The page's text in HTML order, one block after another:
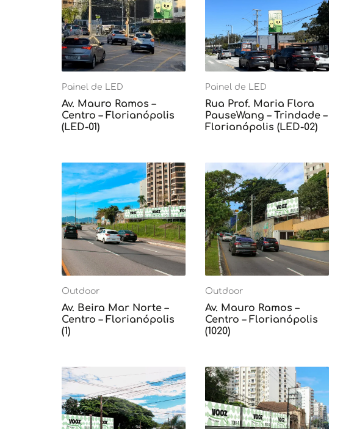
Painel de LED
Av. Mauro Ramos –
Centro – Florianópolis
(LED-01)
Painel de LED
Rua Prof. Maria Flora
PauseWang – Trindade –
Florianópolis (LED-02)
Outdoor
Av. Beira Mar Norte –
Centro – Florianópolis
(1)
Outdoor
Av. Mauro Ramos –
Centro – Florianópolis
(1020)